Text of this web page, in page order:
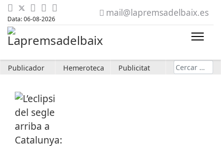
Data: 06-08-2026
mail@lapremsadelbaix.es
Publicador Hemeroteca Publicitat Cerca